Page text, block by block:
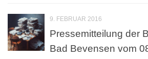
9. FEBRUAR 2016
Pressemitteilung der
Bad Bevensen vom